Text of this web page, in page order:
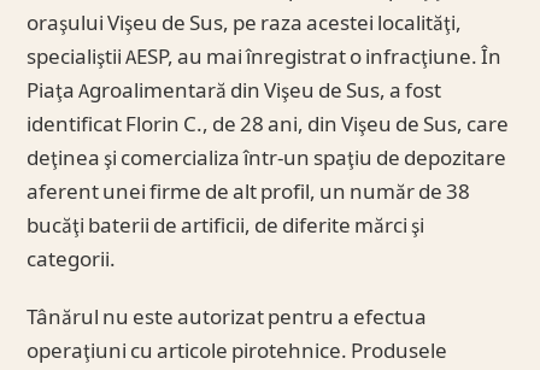
oraşului Vişeu de Sus, pe raza acestei localităţi,
specialiştii AESP, au mai înregistrat o infracţiune. În
Piaţa Agroalimentară din Vişeu de Sus, a fost
identificat Florin C., de 28 ani, din Vişeu de Sus, care
deţinea şi comercializa într-un spaţiu de depozitare
aferent unei firme de alt profil, un număr de 38
bucăţi baterii de artificii, de diferite mărci şi
categorii.
Tânărul nu este autorizat pentru a efectua
operaţiuni cu articole pirotehnice. Produsele